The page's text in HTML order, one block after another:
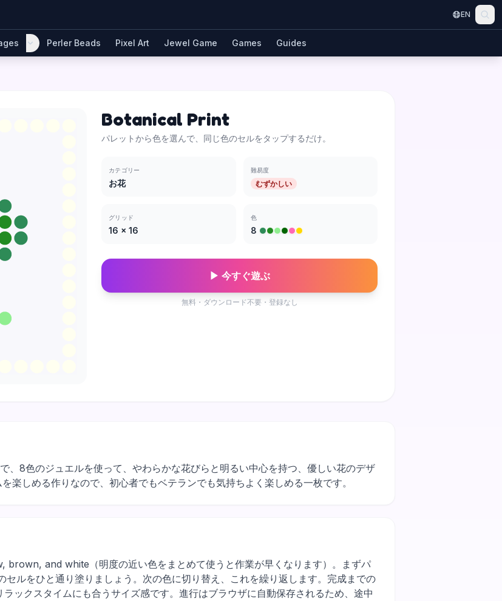
EN
Perler Beads Pixel Art Jewel Game Games Guides
Botanical Print
パレットから色を選んで、同じ色のセルをタップするだけ。
カテゴリー
お花
難易度
むずかしい
グリッド
16 × 16
色
8
▶ 今すぐ遊ぶ
無料・ダウンロード不要・登録なし
、8色のジュエルを使って、やわらかな花びらと明るい中心を持つ、優しい花のデザ
楽しめる作りなので、初心者でもベテランでも気持ちよく楽しめる一枚です。
and white（明度の近い色をまとめて使うと作業が早くなります）。まずパ
セルをひと通り塗りましょう。次の色に切り替え、これを繰り返します。完成までの
ックスタイムにも合うサイズ感です。進行はブラウザに自動保存されるため、途中